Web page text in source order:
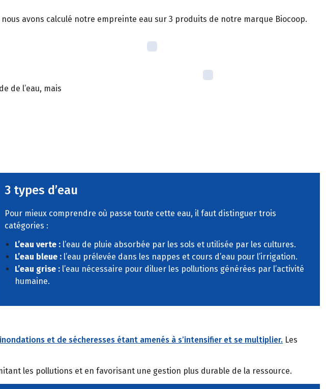
avons calculé notre empreinte eau sur 3 produits de notre marque Biocoop.
de l’eau, mais
3 types d’eau
Pour mieux comprendre où passe toute cette eau, il faut distinguer trois
catégories :
L’eau verte : l’eau de pluie absorbée par les sols et utilisée par les cultures.
L’eau bleue : l’eau prélevée dans les nappes et cours d’eau pour l’irrigation.
L’eau grise : l’eau nécessaire pour diluer les pollutions générées par l’activité
humaine.
et de sécheresses étant amenés à s’intensifier et se multiplier. Les
les pollutions et en favorisant une gestion plus durable de la ressource.